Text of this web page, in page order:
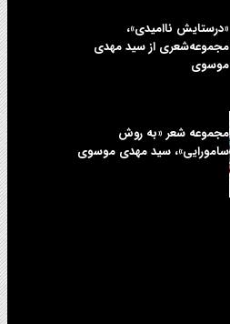
«درستایش ناامیدی»،
مجموعه‌شعری از سید مهدی
موسوی
مجموعه شعر «به روش
سامورایی»، سید مهدی موسوی